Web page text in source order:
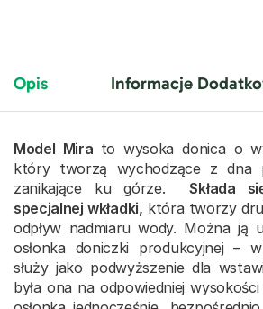
Opis Informacje
Model Mira to wysoka donica o
który tworzą wychodzące z dna
zanikające ku górze.
Składa
specjalnej wkładki, która tworzy
odpływ nadmiaru wody. Można ją
osłonka doniczki produkcyjnej –
służy jako podwyższenie dla
była ona na odpowiedniej